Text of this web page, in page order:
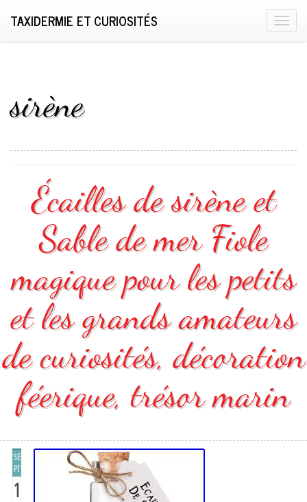
T
o
n
TAXIDERMIE ET CURIOSITÉS
sirène
Écailles de sirène et
Sable de mer Fiole
magique pour les petits
et les grands amateurs
de curiosités, décoration
féerique, trésor marin
SE
PT
1